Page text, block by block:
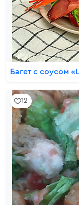
Багет с соусом
12